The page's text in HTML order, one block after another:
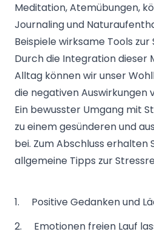
Meditation, Atemübungen,
Journaling und
Beispiele wirksame Tools
Durch die Integration dieser
Alltag können wir unser
die negativen Auswirkungen
Ein bewusster Umgang mit
zu einem gesünderen und
bei. Zum Abschluss erhalten
allgemeine Tipps zur
1. Positive Gedanken und
2. Emotionen freien Lauf